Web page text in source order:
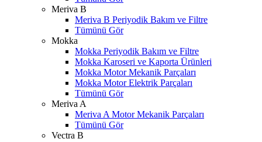
Meriva B
Meriva B Periyodik Bakım ve Filtre
Tümünü Gör
Mokka
Mokka Periyodik Bakım ve Filtre
Mokka Karoseri ve Kaporta Ürünleri
Mokka Motor Mekanik Parçaları
Mokka Motor Elektrik Parçaları
Tümünü Gör
Meriva A
Meriva A Motor Mekanik Parçaları
Tümünü Gör
Vectra B